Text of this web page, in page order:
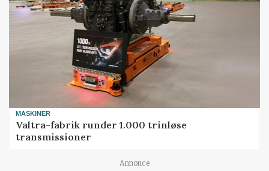
MASKINER
Valtra-fabrik runder 1.000 trinløse
transmissioner
Annonce